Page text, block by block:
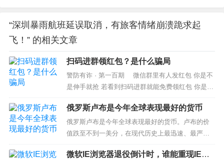
“深圳暴雨航班延误取消，有旅客情绪崩溃跪求起
飞！” 的相关文章
扫码进群领红包？是什么骗局
警防有诈 · 第一百期 微信群里有人发红包 你是不
是伸手就抢 若看到扫码进群就能免费领红包 你是不
是更心动 但天上掉下来的未必是馅饼 更可能是陷阱
近日 丁女士就因扫码进群抢红包 被骗十五万余元
“...
俄罗斯卢布是今年全球表现最好的货币
俄罗斯卢布是今年全球表现最好的货币。卢布的价
值跌至不到一美分，在现代历史上最迅速、最严厉
的经济制裁中，俄罗斯货币出现了惊人的逆转。自1
月份以来，卢布兑美元汇率已经上涨了40%，这是
微软IE浏览器退役倒计时，谁能重现IE当